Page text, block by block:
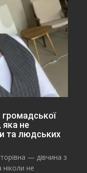
громадської
яка не
та людських
— дівчина з
не